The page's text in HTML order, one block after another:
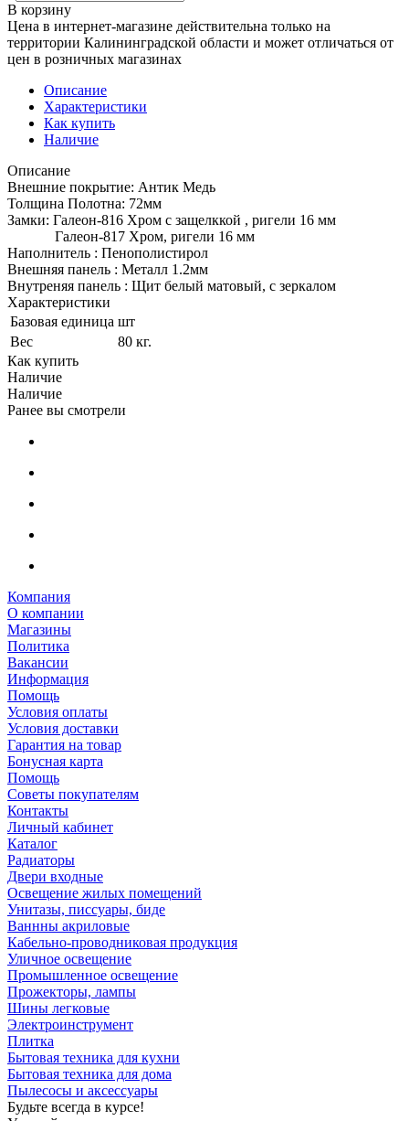
В корзину
Цена в интернет-магазине действительна только на
территории Калининградской области и может отличаться от
цен в розничных магазинах
Описание
Характеристики
Как купить
Наличие
Описание
Внешние покрытие: Антик Медь
Толщина Полотна: 72мм
Замки: Галеон-816 Хром с защелккой , ригели 16 мм
Галеон-817 Хром, ригели 16 мм
Наполнитель : Пенополистирол
Внешняя панель : Металл 1.2мм
Внутреняя панель : Щит белый матовый, с зеркалом
Характеристики
Базовая единица шт
Вес
80 кг.
Как купить
Наличие
Наличие
Ранее вы смотрели
Компания
О компании
Магазины
Политика
Вакансии
Информация
Помощь
Условия оплаты
Условия доставки
Гарантия на товар
Бонусная карта
Помощь
Советы покупателям
Контакты
Личный кабинет
Каталог
Радиаторы
Двери входные
Освещение жилых помещений
Унитазы, писсуары, биде
Ваннны акриловые
Кабельно-проводниковая продукция
Уличное освещение
Промышленное освещение
Прожекторы, лампы
Шины легковые
Электроинструмент
Плитка
Бытовая техника для кухни
Бытовая техника для дома
Пылесосы и аксессуары
Будьте всегда в курсе!